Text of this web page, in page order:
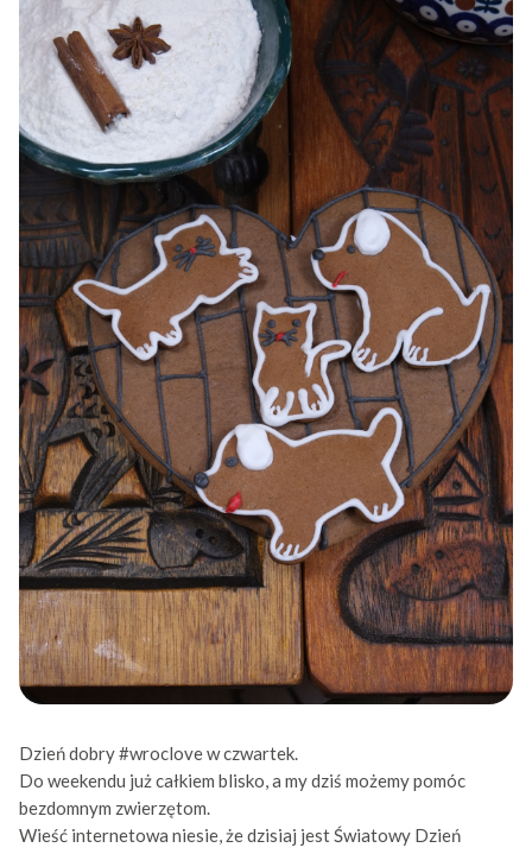
Dzień dobry#wroclovew czwartek.
Do weekendu już całkiem blisko, a my dziś możemy pomóc
bezdomnym zwierzętom.
Wieść internetowa niesie, że dzisiaj jest Światowy Dzień